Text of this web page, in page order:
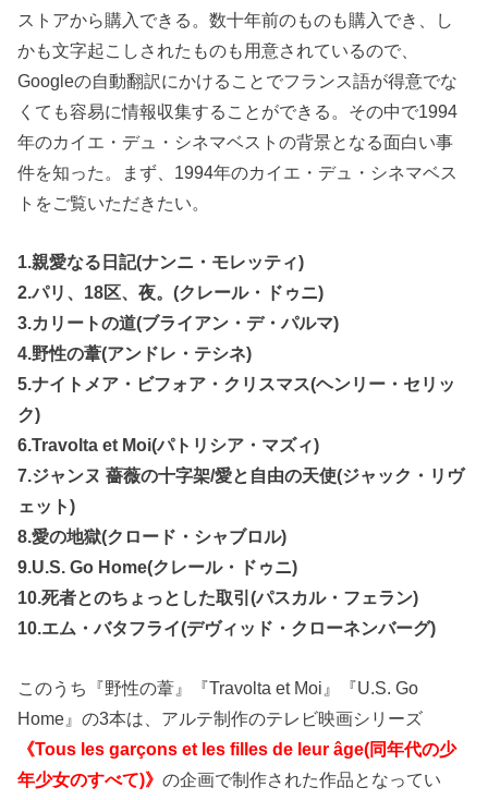
ストアから購入できる。数十年前のものも購入でき、し
かも文字起こしされたものも用意されているので、
Googleの自動翻訳にかけることでフランス語が得意でな
くても容易に情報収集することができる。その中で1994
年のカイエ・デュ・シネマベストの背景となる面白い事
件を知った。まず、1994年のカイエ・デュ・シネマベス
トをご覧いただきたい。
1.親愛なる日記(ナンニ・モレッティ)
2.パリ、18区、夜。(クレール・ドゥニ)
3.カリートの道(ブライアン・デ・パルマ)
4.野性の葦(アンドレ・テシネ)
5.ナイトメア・ビフォア・クリスマス(ヘンリー・セリッ
ク)
6.Travolta et Moi(パトリシア・マズィ)
7.ジャンヌ 薔薇の十字架/愛と自由の天使(ジャック・リヴ
ェット)
8.愛の地獄(クロード・シャブロル)
9.U.S. Go Home(クレール・ドゥニ)
10.死者とのちょっとした取引(パスカル・フェラン)
10.エム・バタフライ(デヴィッド・クローネンバーグ)
このうち『野性の葦』『Travolta et Moi』『U.S. Go
Home』の3本は、アルテ制作のテレビ映画シリーズ
《Tous les garçons et les filles de leur âge(同年代の少
年少女のすべて)》の企画で制作された作品となってい